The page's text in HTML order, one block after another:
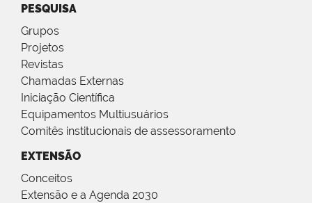
PESQUISA
Grupos
Projetos
Revistas
Chamadas Externas
Iniciação Científica
Equipamentos Multiusuários
Comitês institucionais de assessoramento
EXTENSÃO
Conceitos
Extensão e a Agenda 2030